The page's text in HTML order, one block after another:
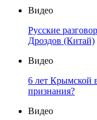
Видео
Русские
Дроздов (Китай)
Видео
6 лет Крымской
признания?
Видео